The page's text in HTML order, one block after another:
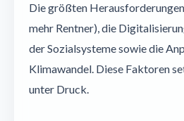
Die größten
mehr Rentner), die
der Sozialsysteme sowie die
Klimawandel. Diese Faktoren
unter Druck.